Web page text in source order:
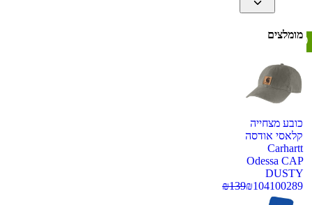
מומלצים
כובע מצחייה
קלאסי אודסה
Carhartt
Odessa CAP
DUSTY
100289
₪104
₪139